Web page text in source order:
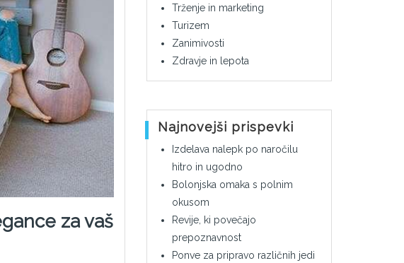
za vaš
Trženje in marketing
Turizem
Zanimivosti
Zdravje in lepota
Najnovejši prispevki
Izdelava nalepk po naročilu
hitro in ugodno
Bolonjska omaka s polnim
okusom
Revije, ki povečajo
prepoznavnost
Ponve za pripravo različnih jedi